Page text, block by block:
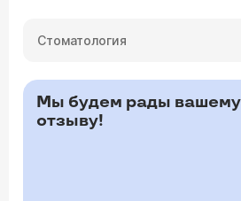
Стоматология
Мы будем рады вашему
отзыву!